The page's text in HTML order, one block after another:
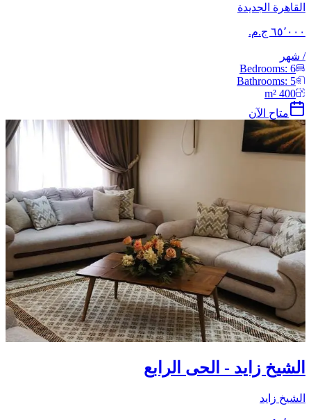
القاهرة الجديدة
/ شهر
Bedrooms: 6
Bathrooms: 5
400
متاح الآن
الشيخ زايد - الحى الرابع
الشيخ زايد